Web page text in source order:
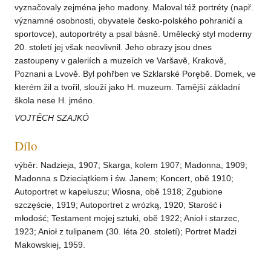
vyznačovaly zejména jeho madony. Maloval též portréty (např.
významné osobnosti, obyvatele česko-polského pohraničí a
sportovce), autoportréty a psal básně. Umělecký styl moderny
20. století jej však neovlivnil. Jeho obrazy jsou dnes
zastoupeny v galeriích a muzeích ve Varšavě, Krakově,
Poznani a Lvově. Byl pohřben ve Szklarské Porębě. Domek, ve
kterém žil a tvořil, slouží jako H. muzeum. Tamější základní
škola nese H. jméno.
VOJTĚCH SZAJKÓ
Dílo
výběr: Nadzieja, 1907; Skarga, kolem 1907; Madonna, 1909;
Madonna s Dzieciątkiem i św. Janem; Koncert, obě 1910;
Autoportret w kapeluszu; Wiosna, obě 1918; Zgubione
szczęście, 1919; Autoportret z wrózką, 1920; Starość i
młodość; Testament mojej sztuki, obě 1922; Anioł i starzec,
1923; Anioł z tulipanem (30. léta 20. století); Portret Madzi
Makowskiej, 1959.